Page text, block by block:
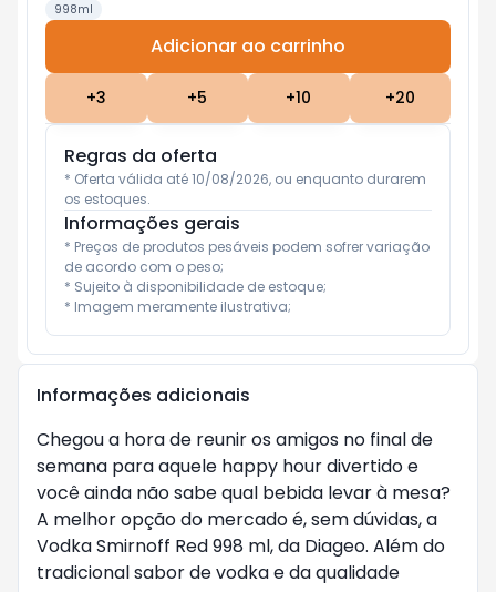
998ml
Adicionar ao carrinho
+3 +5 +10 +20
Regras da oferta
* Oferta válida até 10/08/2026, ou enquanto durarem
os estoques.
Informações gerais
* Preços de produtos pesáveis podem sofrer variação
de acordo com o peso;
* Sujeito à disponibilidade de estoque;
* Imagem meramente ilustrativa;
Informações adicionais
Chegou a hora de reunir os amigos no final de
semana para aquele happy hour divertido e
você ainda não sabe qual bebida levar à mesa?
A melhor opção do mercado é, sem dúvidas, a
Vodka Smirnoff Red 998 ml, da Diageo. Além do
tradicional sabor de vodka e da qualidade